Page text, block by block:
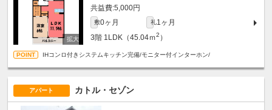
5,000円
敷0ヶ月 礼1ヶ月
3階 1LDK（45.04ｍ2 ）
IHコンロ付きシステムキッチン完備/モニター付インターホン/
アパート カトル・セゾン